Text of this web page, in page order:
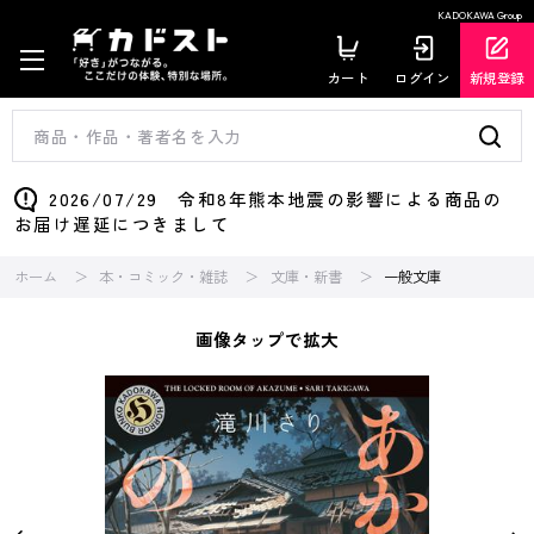
KADOKAWA Group
カート ログイン 新規登録
2026/07/29 令和8年熊本地震の影響による商品の
お届け遅延につきまして
ホーム 本・コミック・雑誌 文庫・新書 一般文庫
画像タップで拡大